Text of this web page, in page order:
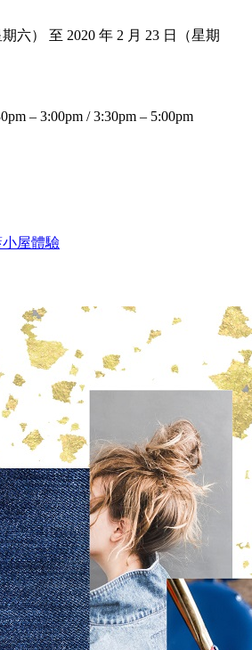
六） 至 2020 年 2 月 23 日（星期
– 3:00pm / 3:30pm – 5:00pm
屋體驗